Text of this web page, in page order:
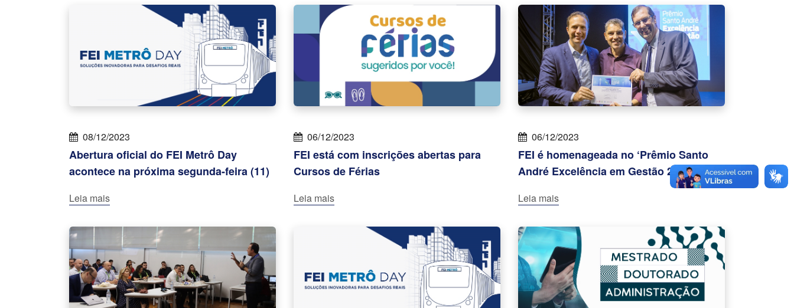
08/12/2023
Abertura oficial do FEI Metrô Day
acontece na próxima segunda-feira (11)
Leia mais
06/12/2023
FEI está com inscrições abertas para
Cursos de Férias
Leia mais
06/12/2023
FEI é homenageada no ‘Prêmio Santo
André Excelência em Gestão 2023’
Leia mais